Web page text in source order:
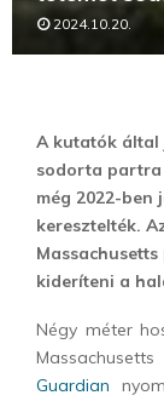
2024.10.20.
A kutatók által
sodorta
még 2022-ben
keresztelték.
kideríteni a
Négy méter
Guardian